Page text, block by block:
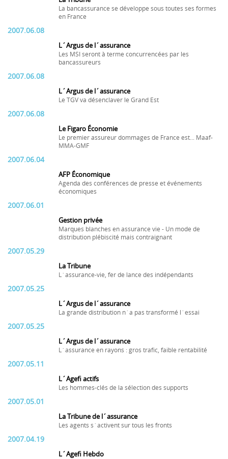
La bancassurance se développe sous toutes ses formes
en France
2007.06.08
L´Argus de l´assurance
Les MSI seront à terme concurrencées par les
bancassureurs
2007.06.08
L´Argus de l´assurance
Le TGV va désenclaver le Grand Est
2007.06.08
Le Figaro Économie
Le premier assureur dommages de France est... Maaf-
MMA-GMF
2007.06.04
AFP Économique
Agenda des conférences de presse et événements
économiques
2007.06.01
Gestion privée
Marques blanches en assurance vie - Un mode de
distribution plébiscité mais contraignant
2007.05.29
La Tribune
L´assurance-vie, fer de lance des indépendants
2007.05.25
L´Argus de l´assurance
La grande distribution n´a pas transformé l´essai
2007.05.25
L´Argus de l´assurance
L´assurance en rayons : gros trafic, faible rentabilité
2007.05.11
L´Agefi actifs
Les hommes-clés de la sélection des supports
2007.05.01
La Tribune de l´assurance
Les agents s´activent sur tous les fronts
2007.04.19
L´Agefi Hebdo